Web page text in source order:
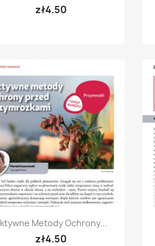
zł4.50
Quick view
Metody Ochrony...
zł4.50